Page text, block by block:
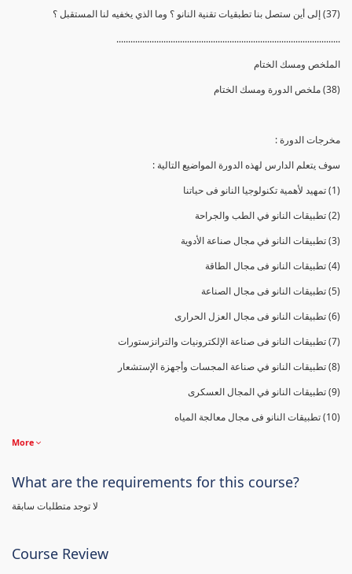
(37) إلى أين ستصل بنا تطبقيات تقنية النانو ؟ وما الذي يخفيه لنا المستقبل ؟
...............................................................................................
الملخص ومسك الختام
(38) ملخص الدورة ومسك الختام
مخرجات الدورة :
سوف يتعلم الدارس لهذه الدورة المواضيع التالية :
(1) تمهيد لأهمية تكنولوجيا النانو فى حياتنا
(2) تطبيقات النانو في الطب والجراحة
(3) تطبيقات النانو في مجال صناعة الأدوية
(4) تطبيقات النانو فى مجال الطاقة
(5) تطبيقات النانو فى مجال الصناعة
(6) تطبيقات النانو فى مجال العزل الحرارى
(7) تطبيقات النانو فى صناعة الإلكترونيات والترانزستورات
(8) تطبيقات النانو في صناعة المجسات وأجهزة الإستشعار
(9) تطبيقات النانو في المجال العسكرى
(10) تطبيقات النانو فى مجال معالجة المياه
More
What are the requirements for this course?
لا توجد متطلبات سابقة
Course Review